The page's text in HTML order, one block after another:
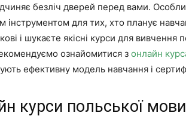
безліч дверей перед вами.
інструментом для тих, хто планує
і шукаєте якісні курси для вивчення
ознайомитися з онлайн
ефективну модель навчання і
курси польської